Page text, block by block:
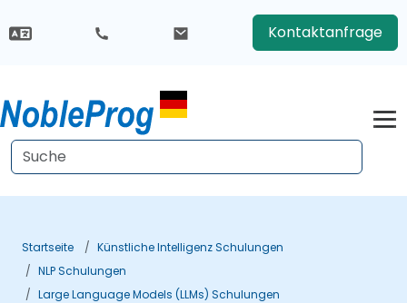
Kontaktanfrage
Startseite
Künstliche Intelligenz Schulungen
NLP Schulungen
Large Language Models (LLMs) Schulungen